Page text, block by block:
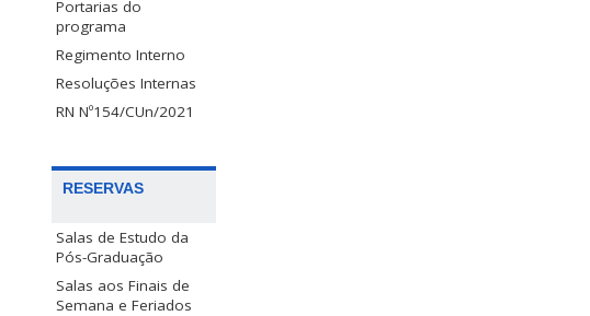
Portarias do
programa
Regimento Interno
Resoluções Internas
RN Nº154/CUn/2021
RESERVAS
Salas de Estudo da
Pós-Graduação
Salas aos Finais de
Semana e Feriados